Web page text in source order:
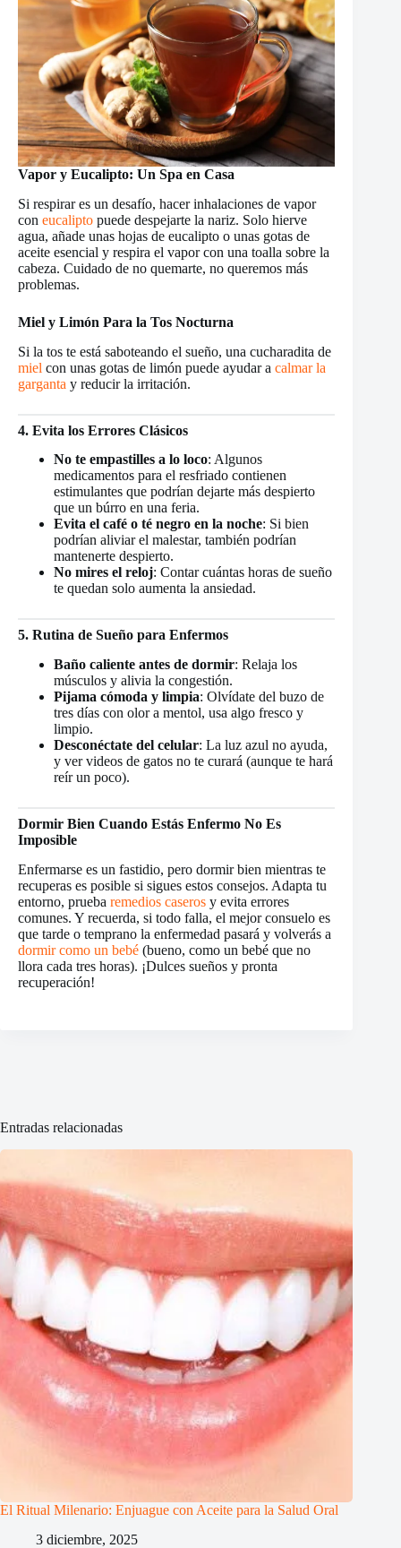
Vapor y Eucalipto: Un Spa en Casa
Si respirar es un desafío, hacer inhalaciones de vapor
con eucalipto puede despejarte la nariz. Solo hierve
agua, añade unas hojas de eucalipto o unas gotas de
aceite esencial y respira el vapor con una toalla sobre la
cabeza. Cuidado de no quemarte, no queremos más
problemas.
Miel y Limón Para la Tos Nocturna
Si la tos te está saboteando el sueño, una cucharadita de
miel con unas gotas de limón puede ayudar a calmar la
garganta y reducir la irritación.
4. Evita los Errores Clásicos
No te empastilles a lo loco: Algunos
medicamentos para el resfriado contienen
estimulantes que podrían dejarte más despierto
que un búrro en una feria.
Evita el café o té negro en la noche: Si bien
podrían aliviar el malestar, también podrían
mantenerte despierto.
No mires el reloj: Contar cuántas horas de sueño
te quedan solo aumenta la ansiedad.
5. Rutina de Sueño para Enfermos
Baño caliente antes de dormir: Relaja los
músculos y alivia la congestión.
Pijama cómoda y limpia: Olvídate del buzo de
tres días con olor a mentol, usa algo fresco y
limpio.
Desconéctate del celular: La luz azul no ayuda,
y ver videos de gatos no te curará (aunque te hará
reír un poco).
Dormir Bien Cuando Estás Enfermo No Es
Imposible
Enfermarse es un fastidio, pero dormir bien mientras te
recuperas es posible si sigues estos consejos. Adapta tu
entorno, prueba remedios caseros y evita errores
comunes. Y recuerda, si todo falla, el mejor consuelo es
que tarde o temprano la enfermedad pasará y volverás a
dormir como un bebé (bueno, como un bebé que no
llora cada tres horas). ¡Dulces sueños y pronta
recuperación!
Entradas relacionadas
El Ritual Milenario: Enjuague con Aceite para la Salud Oral
3 diciembre, 2025